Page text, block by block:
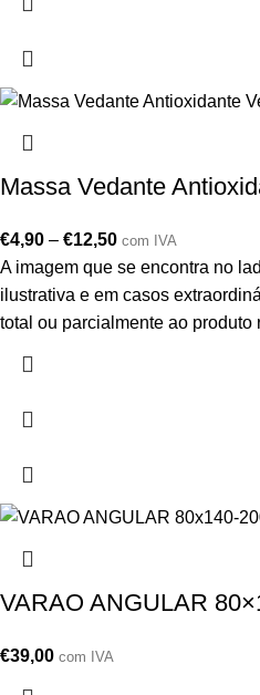
Massa Vedante
€4,90 – €12,50 com IVA
A imagem que se encontra no
ilustrativa e em casos
total ou parcialmente ao produto
VARAO ANGULAR
€39,00 com IVA